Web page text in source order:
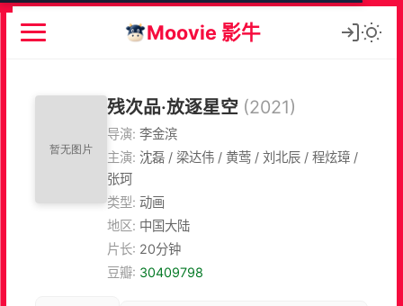
Moovie 影牛
残次品·放逐星空 (2021)
导演: 李金滨
主演: 沈磊 / 梁达伟 / 黄莺 / 刘北辰 / 程炫璋 /
张珂
类型: 动画
地区: 中国大陆
片长: 20分钟
豆瓣: 30409798